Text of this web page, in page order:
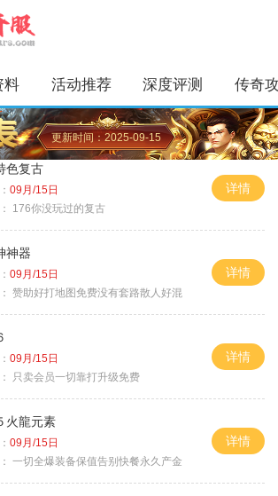
料 活动推荐 深度评测 传奇
更新时间：2025-09-15
色复古
09月/15日
176你没玩过的复古
详情
神器
09月/15日
赞助好打地图免费没有套路散人好混
详情
09月/15日
只卖会员一切靠打升级免费
详情
火龍元素
09月/15日
一切全爆装备保值告别快餐永久产金
详情